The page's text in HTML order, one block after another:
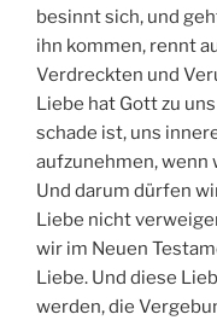
besinnt sich, und
ihn kommen, rennt
Verdreckten und
Liebe hat Gott zu
schade ist, uns
aufzunehmen, wenn
Und darum dürfen
Liebe nicht
wir im Neuen
Liebe. Und diese
werden, die